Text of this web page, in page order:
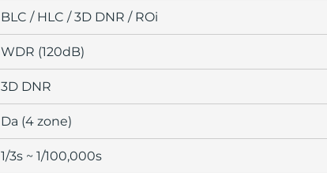
BLC / HLC / 3D DNR / ROi
WDR (120dB)
3D DNR
Da (4 zone)
1/3s ~ 1/100,000s